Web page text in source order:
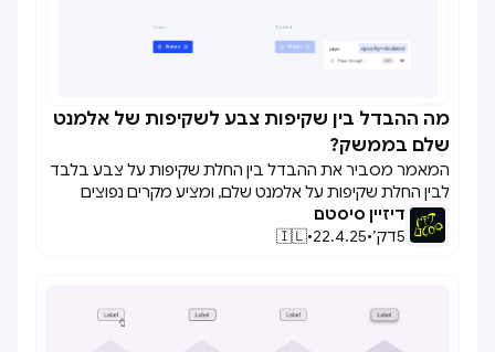

מה ההבדל בין שקיפות צבע לשקיפות של אלמנט
שלם בממשק?
המאמר מסביר את ההבדל בין החלת שקיפות על צבע בלבד
לבין החלת שקיפות על אלמנט שלם, ומציע מקרים נפוצים
לשימוש בכל אחת מהשיטות כדי לשמור על קריאות ועקביות
בממשק.
דיזיין סיסטם
5דק׳•
22.4.25
•
🇮🇱